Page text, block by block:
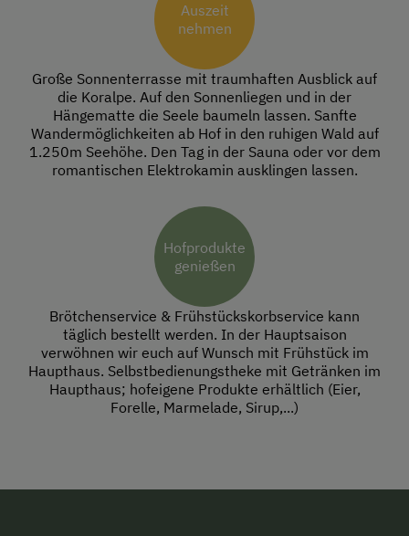
Auszeit
nehmen
Große Sonnenterrasse mit traumhaften Ausblick auf
die Koralpe. Auf den Sonnenliegen und in der
Hängematte die Seele baumeln lassen. Sanfte
Wandermöglichkeiten ab Hof in den ruhigen Wald auf
1.250m Seehöhe. Den Tag in der Sauna oder vor dem
romantischen Elektrokamin ausklingen lassen.
Hofprodukte
genießen
Brötchenservice & Frühstückskorbservice kann
täglich bestellt werden. In der Hauptsaison
verwöhnen wir euch auf Wunsch mit Frühstück im
Haupthaus. Selbstbedienungstheke mit Getränken im
Haupthaus; hofeigene Produkte erhältlich (Eier,
Forelle, Marmelade, Sirup,...)